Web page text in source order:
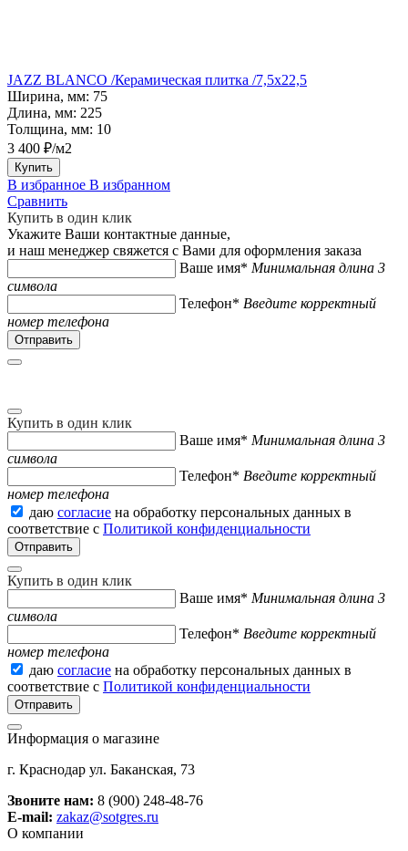
JAZZ BLANCO /Керамическая плитка /7,5x22,5
Ширина, мм: 75
Длина, мм: 225
Толщина, мм: 10
3 400 ₽/м2
Купить
В избранное В избранном
Сравнить
Купить в один клик
Укажите Ваши контактные данные,
и наш менеджер свяжется с Вами для оформления заказа
Ваше имя* Минимальная длина 3
символа
Телефон* Введите корректный
номер телефона
Купить в один клик
Ваше имя* Минимальная длина 3
символа
Телефон* Введите корректный
номер телефона
даю согласие на обработку персональных данных в
соответствие с Политикой конфиденциальности
Купить в один клик
Ваше имя* Минимальная длина 3
символа
Телефон* Введите корректный
номер телефона
даю согласие на обработку персональных данных в
соответствие с Политикой конфиденциальности
Информация о магазине
г. Краснодар ул. Баканская, 73
Звоните нам: 8 (900) 248-48-76
E-mail: zakaz@sotgres.ru
О компании